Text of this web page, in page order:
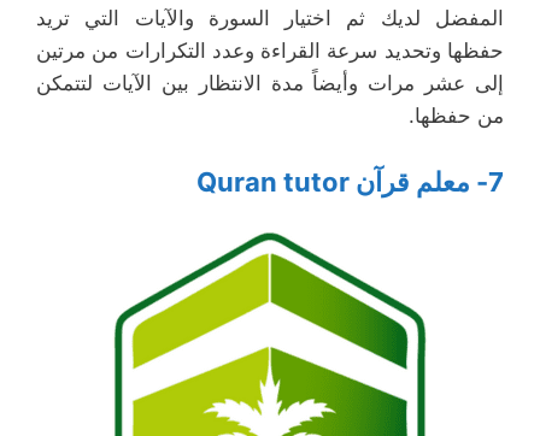
المفضل لديك ثم اختيار السورة والآيات التي تريد
حفظها وتحديد سرعة القراءة وعدد التكرارات من مرتين
إلى عشر مرات وأيضاً مدة الانتظار بين الآيات لتتمكن
من حفظها.
7- معلم قرآن Quran tutor